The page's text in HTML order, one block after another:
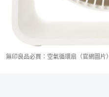
無印良品必買：空氣循環扇（官網圖片）